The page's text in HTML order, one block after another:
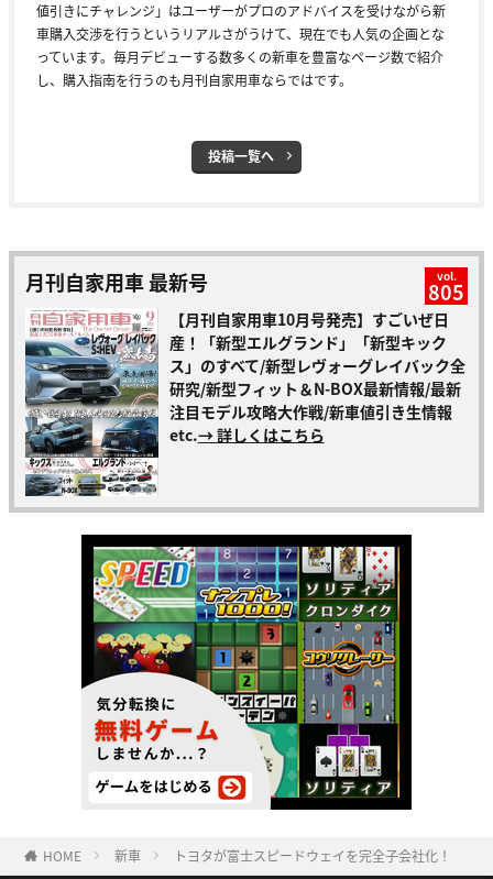
値引きにチャレンジ」はユーザーがプロのアドバイスを受けながら新
車購入交渉を行うというリアルさがうけて、現在でも人気の企画とな
っています。毎月デビューする数多くの新車を豊富なページ数で紹介
し、購入指南を行うのも月刊自家用車ならではです。
投稿一覧へ
月刊自家用車 最新号 vol.
805
【月刊自家用車10月号発売】すごいぜ日
産！「新型エルグランド」「新型キック
ス」のすべて/新型レヴォーグレイバック全
研究/新型フィット＆N-BOX最新情報/最新
注目モデル攻略大作戦/新車値引き生情報
etc.→ 詳しくはこちら
HOME 新車 トヨタが富士スピードウェイを完全子会社化！